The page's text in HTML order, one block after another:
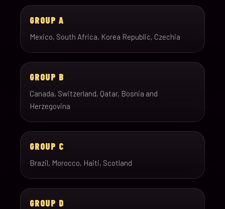
GROUP A
Mexico, South Africa, Korea Republic, Czechia
GROUP B
Canada, Switzerland, Qatar, Bosnia and
Herzegovina
GROUP C
Brazil, Morocco, Haiti, Scotland
GROUP D